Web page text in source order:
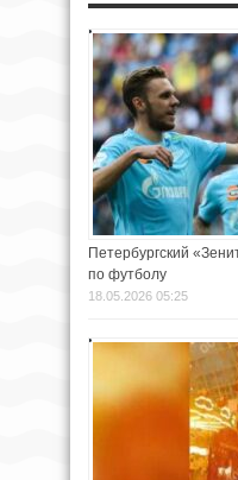
Петербургский
по футболу
18.05.2026 05:25